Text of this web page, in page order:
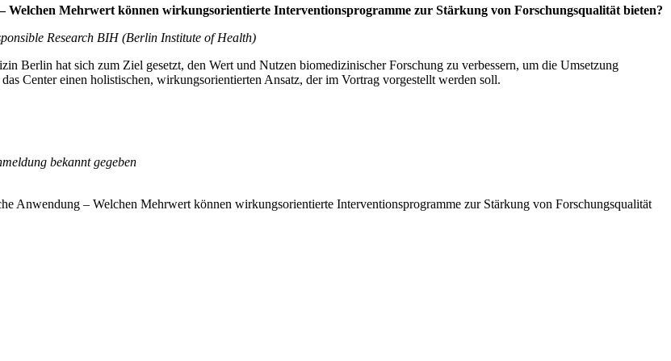
Welchen Mehrwert können wirkungsorientierte Interventionsprogramme zur Stärkung von Forschungsqualität bieten?
Research BIH (Berlin Institute of Health)
Berlin hat sich zum Ziel gesetzt, den Wert und Nutzen biomedizinischer Forschung zu verbessern, um die Umsetzung
Center einen holistischen, wirkungsorientierten Ansatz, der im Vortrag vorgestellt werden soll.
bekannt gegeben
Anwendung – Welchen Mehrwert können wirkungsorientierte Interventionsprogramme zur Stärkung von Forschungsqualität